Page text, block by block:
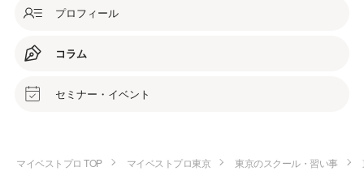
プロフィール
コラム
セミナー・イベント
マイベストプロ TOP マイベストプロ東京 東京のスクール・習い事